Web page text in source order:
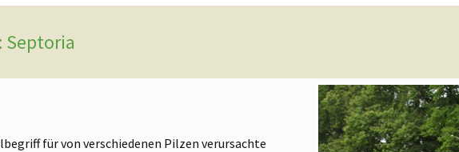
Septoria
für von verschiedenen Pilzen verursachte